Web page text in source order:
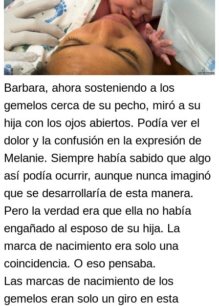
Barbara, ahora sosteniendo a los
gemelos cerca de su pecho, miró a su
hija con los ojos abiertos. Podía ver el
dolor y la confusión en la expresión de
Melanie. Siempre había sabido que algo
así podía ocurrir, aunque nunca imaginó
que se desarrollaría de esta manera.
Pero la verdad era que ella no había
engañado al esposo de su hija. La
marca de nacimiento era solo una
coincidencia. O eso pensaba.
Las marcas de nacimiento de los
gemelos eran solo un giro en esta